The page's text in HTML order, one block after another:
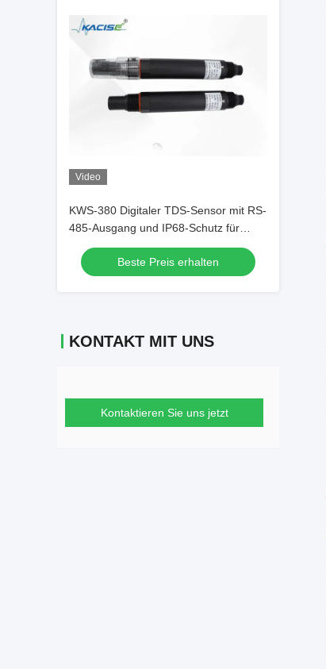
Video
KWS-380 Digitaler TDS-Sensor mit RS-
485-Ausgang und IP68-Schutz für
hochpräzise Überwachung der
WasserqualitätBeste Preis erhalten
KONTAKT MIT UNS
Kontaktieren Sie uns jetzt